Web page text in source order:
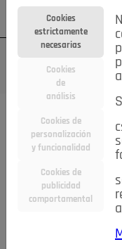
Su cuenta
SEPTIEMBRE DE 2021
JOSÉ
Cookies
estrictamente
necesarias
Cookies
de
análisis
Cookies de
personalización
y funcionalidad
Cookies de
publicidad
comportamental